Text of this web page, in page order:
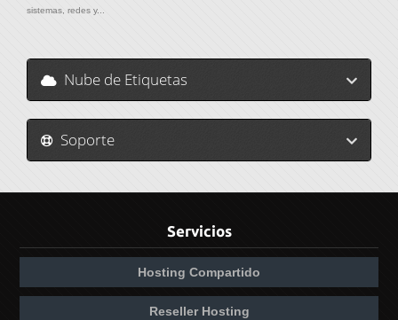
sistemas, redes y...
Nube de Etiquetas
Soporte
Servicios
Hosting Compartido
Reseller Hosting